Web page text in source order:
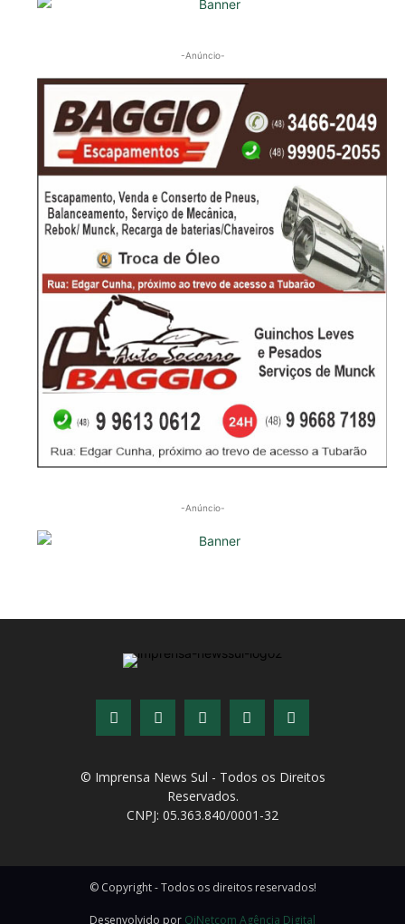
-Anúncio-
-Anúncio-
© Imprensa News Sul - Todos os Direitos
Reservados.
CNPJ: 05.363.840/0001-32
© Copyright - Todos os direitos reservados!
Desenvolvido por QiNetcom Agência Digital